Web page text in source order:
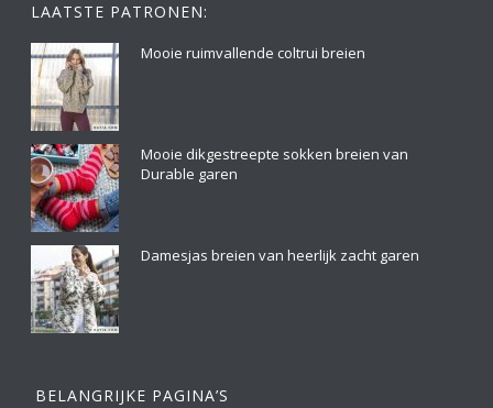
LAATSTE PATRONEN:
Mooie ruimvallende coltrui breien
Mooie dikgestreepte sokken breien van
Durable garen
Damesjas breien van heerlijk zacht garen
BELANGRIJKE PAGINA’S